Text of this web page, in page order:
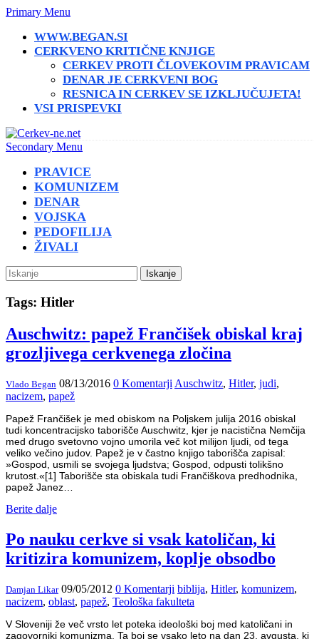
Primary Menu
WWW.BEGAN.SI
CERKVENO KRITIČNE KNJIGE
CERKEV PROTI ČLOVEKOVIM PRAVICAM
DENAR JE CERKVENI BOG
RESNICA IN CERKEV SE IZKLJUČUJETA!
VSI PRISPEVKI
Secondary Menu
PRAVICE
KOMUNIZEM
DENAR
VOJSKA
PEDOFILIJA
ŽIVALI
Iskanje
Tags: Hitler
Auschwitz: papež Frančišek obiskal kraj
grozljivega cerkvenega zločina
Vlado Began 08/13/2016 0 Komentarji Auschwitz, Hitler, judi,
nacizem, papež
Papež Frančišek je med obiskom na Poljskem julija 2016 obiskal
tudi koncentracijsko taborišče Auschwitz, kjer je nacistična Nemčija
med drugo svetovno vojno umorila več kot milijon ljudi, od tega
veliko večino judov. Papež je v častno knjigo taborišča zapisal:
»Gospod, usmili se svojega ljudstva; Gospod, odpusti tolikšno
krutost.«[1] Taborišče sta obiskala tudi Frančiškova predhodnika,
papež Janez…
Berite dalje
Po nauku cerkve si vsak katoličan, ki
kritizira komunizem, koplje obsodbo
Damjan Likar 09/05/2012 0 Komentarji biblija, Hitler, komunizem,
nacizem, oblast, papež, Teološka fakulteta
V Sloveniji že več vrsto let poteka ideološki boj med katoličani in
zagovorniki komunizma. Ta boj se vsako leto na dan 23. avgusta, ki